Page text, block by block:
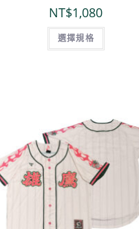
NT$1,080
選擇規格